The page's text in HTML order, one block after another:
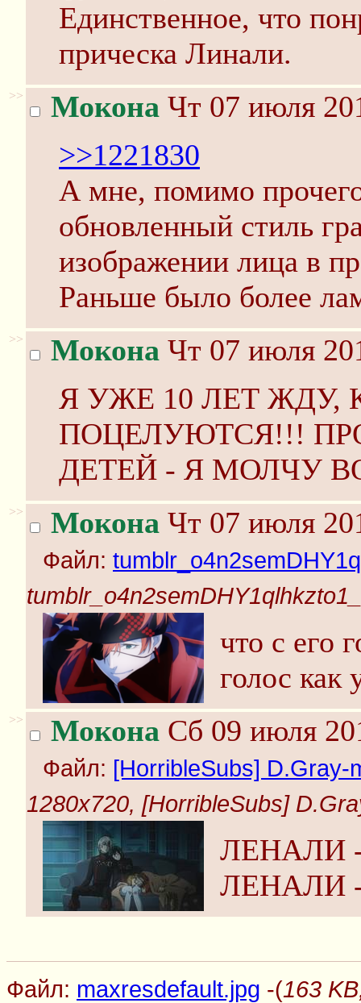
Единственное, что
прическа Линали.
>> Мокона Чт 07 июля
>>1221830
А мне, помимо
обновленный стиль
изображении лица в
Раньше было более
>> Мокона Чт 07 июля
Я УЖЕ 10 ЛЕТ
ПОЦЕЛУЮТСЯ!!!
ДЕТЕЙ - Я МОЛЧУ
>> Мокона Чт 07 июля
Файл:
что с его
голос как
>> Мокона Сб 09 июля
Файл: [HorribleSubs] D.Gray-
1280x720, [HorribleSubs]
ЛЕНАЛИ
ЛЕНАЛИ
Файл: maxresdefault.jpg -(163